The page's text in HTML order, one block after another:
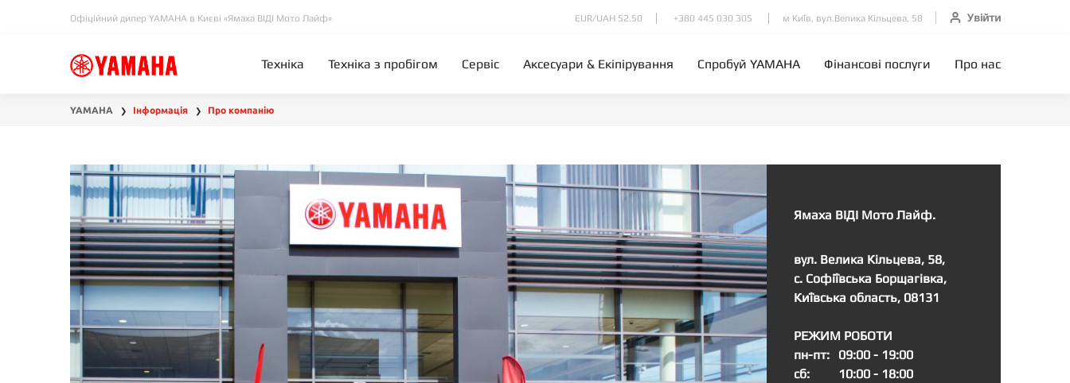
Офіційний дилер YAMAHA в Києві «Ямаха ВІДІ Мото Лайф» EUR/UAH 52.50 +380 445 030 305 м Київ, вул.Велика Кільцева, 58 Увійти
Техніка Техніка з пробігом Сервіс Аксесуари & Екіпірування Спробуй YAMAHA Фінансові послуги Про нас
YAMAHA ❯ Інформація ❯ Про компанію
Ямаха ВІДІ Мото Лайф.
вул. Велика Кільцева, 58,
с. Софіївська Борщагівка,
Київська область, 08131
РЕЖИМ РОБОТИ
пн-пт:
09:00 - 19:00
сб:
10:00 - 18:00